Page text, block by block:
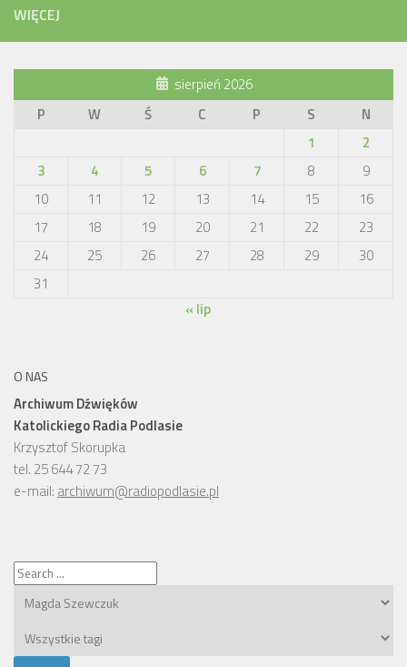
WIĘCEJ
sierpień 2026
P
W Ś C P S
N
1
2
3
4 5 6 7 8
9
10
11 12 13 14 15
16
17
18 19 20 21 22
23
24
25 26 27 28 29
30
31
« lip
O NAS
Archiwum Dźwięków
Katolickiego Radia Podlasie
Krzysztof Skorupka
tel. 25 644 72 73
e-mail: archiwum@radiopodlasie.pl